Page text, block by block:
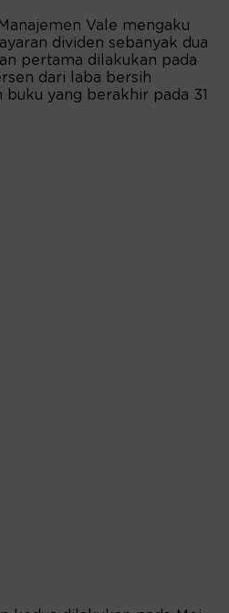
Vale mengaku
dividen sebanyak dua
pertama dilakukan pada
dari laba bersih
buku yang berakhir pada 31